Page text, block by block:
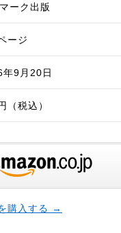
ーク出版
ージ
年9月20日
（税込）
購入する →